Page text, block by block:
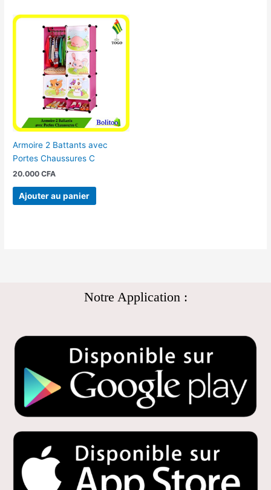
Armoire 2 Battants avec
Portes Chaussures C
20.000CFA
Ajouter au panier
Notre Application :